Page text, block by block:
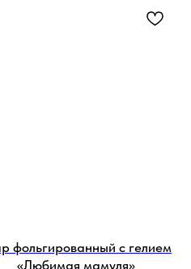
фольгированный с гелием
«Любимая мамуля»